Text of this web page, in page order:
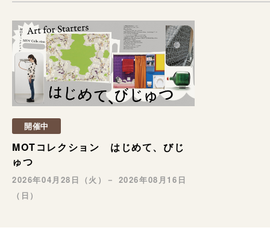
開催中
MOTコレクション はじめて、びじ
ゅつ
2026年04月28日（火）－ 2026年08月16日
（日）